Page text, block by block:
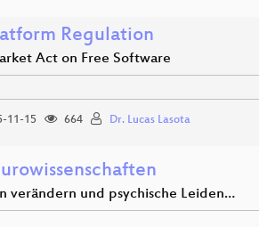
Regulation
Act on Free Software
11-15 664 Dr. Lucas Lasota
verändern und psychische Leiden…